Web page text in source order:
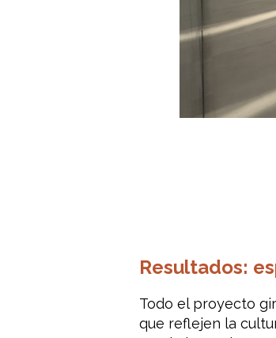
Resultados:
Todo el proyecto
que reflejen la